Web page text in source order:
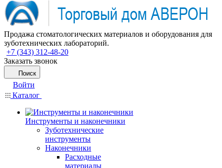
Продажа стоматологических материалов и оборудования для
зуботехнических лабораторий.
+7 (343) 312-48-20
Заказать звонок
Поиск
Войти
Каталог
Инструменты и наконечники
Зуботехнические
инструменты
Наконечники
Расходные
материалы